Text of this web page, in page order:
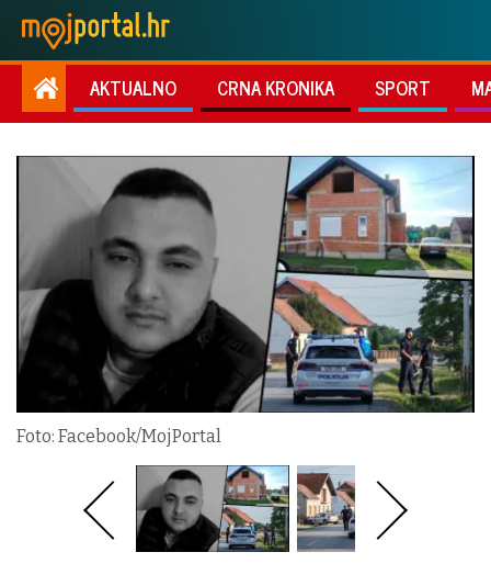
AKTUALNO CRNA KRONIKA SPORT
Foto: Facebook/MojPortal